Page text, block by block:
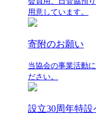
用意しています。
寄附のお願い
当協会の事業活動
ださい。
設立30周年特設